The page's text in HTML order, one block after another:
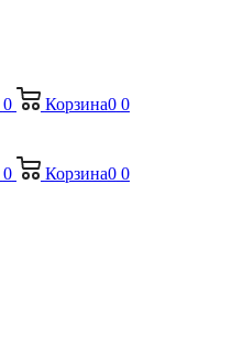
0 Корзина0 0
0 Корзина0 0